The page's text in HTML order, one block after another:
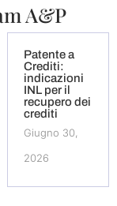
A&P
Patente a
Crediti:
indicazioni
INL per il
recupero dei
crediti
Giugno 30,
2026